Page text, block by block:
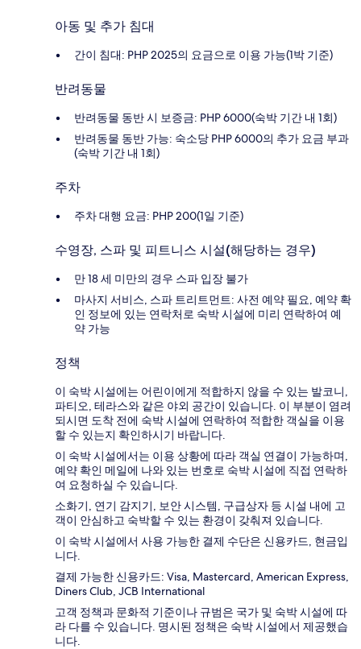
아동 및 추가 침대
간이 침대: PHP 2025의 요금으로 이용 가능(1박 기준)
반려동물
반려동물 동반 시 보증금: PHP 6000(숙박 기간 내 1회)
반려동물 동반 가능: 숙소당 PHP 6000의 추가 요금 부과
(숙박 기간 내 1회)
주차
주차 대행 요금: PHP 200(1일 기준)
수영장, 스파 및 피트니스 시설(해당하는 경우)
만 18 세 미만의 경우 스파 입장 불가
마사지 서비스, 스파 트리트먼트: 사전 예약 필요, 예약 확
인 정보에 있는 연락처로 숙박 시설에 미리 연락하여 예
약 가능
정책
이 숙박 시설에는 어린이에게 적합하지 않을 수 있는 발코니,
파티오, 테라스와 같은 야외 공간이 있습니다. 이 부분이 염려
되시면 도착 전에 숙박 시설에 연락하여 적합한 객실을 이용
할 수 있는지 확인하시기 바랍니다.
이 숙박 시설에서는 이용 상황에 따라 객실 연결이 가능하며,
예약 확인 메일에 나와 있는 번호로 숙박 시설에 직접 연락하
여 요청하실 수 있습니다.
소화기, 연기 감지기, 보안 시스템, 구급상자 등 시설 내에 고
객이 안심하고 숙박할 수 있는 환경이 갖춰져 있습니다.
이 숙박 시설에서 사용 가능한 결제 수단은 신용카드, 현금입
니다.
결제 가능한 신용카드: Visa, Mastercard, American Express,
Diners Club, JCB International
고객 정책과 문화적 기준이나 규범은 국가 및 숙박 시설에 따
라 다를 수 있습니다. 명시된 정책은 숙박 시설에서 제공했습
니다.